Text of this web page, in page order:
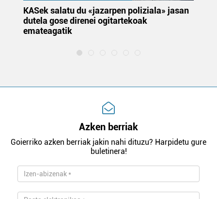
KASek salatu du «jazarpen poliziala» jasan
dutela gose direnei ogitartekoak
emateagatik
Azken berriak
Goierriko azken berriak jakin nahi dituzu? Harpidetu gure
buletinera!